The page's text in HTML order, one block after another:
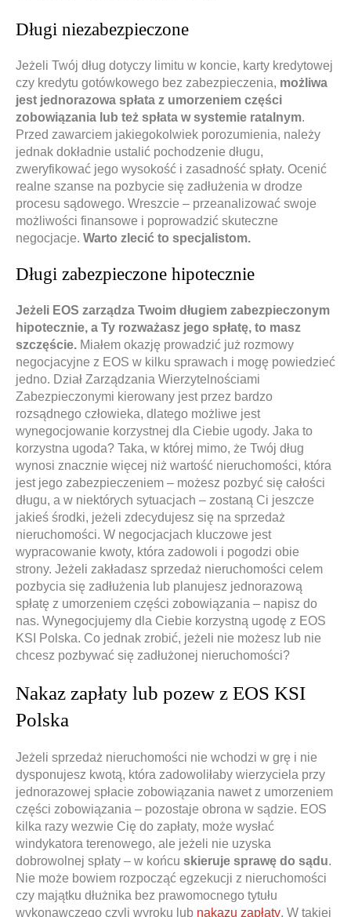
Długi niezabezpieczone
Jeżeli Twój dług dotyczy limitu w koncie, karty kredytowej
czy kredytu gotówkowego bez zabezpieczenia, możliwa
jest jednorazowa spłata z umorzeniem części
zobowiązania lub też spłata w systemie ratalnym.
Przed zawarciem jakiegokolwiek porozumienia, należy
jednak dokładnie ustalić pochodzenie długu,
zweryfikować jego wysokość i zasadność spłaty. Ocenić
realne szanse na pozbycie się zadłużenia w drodze
procesu sądowego. Wreszcie – przeanalizować swoje
możliwości finansowe i poprowadzić skuteczne
negocjacje. Warto zlecić to specjalistom.
Długi zabezpieczone hipotecznie
Jeżeli EOS zarządza Twoim długiem zabezpieczonym
hipotecznie, a Ty rozważasz jego spłatę, to masz
szczęście. Miałem okazję prowadzić już rozmowy
negocjacyjne z EOS w kilku sprawach i mogę powiedzieć
jedno. Dział Zarządzania Wierzytelnościami
Zabezpieczonymi kierowany jest przez bardzo
rozsądnego człowieka, dlatego możliwe jest
wynegocjowanie korzystnej dla Ciebie ugody. Jaka to
korzystna ugoda? Taka, w której mimo, że Twój dług
wynosi znacznie więcej niż wartość nieruchomości, która
jest jego zabezpieczeniem – możesz pozbyć się całości
długu, a w niektórych sytuacjach – zostaną Ci jeszcze
jakieś środki, jeżeli zdecydujesz się na sprzedaż
nieruchomości. W negocjacjach kluczowe jest
wypracowanie kwoty, która zadowoli i pogodzi obie
strony. Jeżeli zakładasz sprzedaż nieruchomości celem
pozbycia się zadłużenia lub planujesz jednorazową
spłatę z umorzeniem części zobowiązania – napisz do
nas. Wynegocjujemy dla Ciebie korzystną ugodę z EOS
KSI Polska. Co jednak zrobić, jeżeli nie możesz lub nie
chcesz pozbywać się zadłużonej nieruchomości?
Nakaz zapłaty lub pozew z EOS KSI
Polska
Jeżeli sprzedaż nieruchomości nie wchodzi w grę i nie
dysponujesz kwotą, która zadowoliłaby wierzyciela przy
jednorazowej spłacie zobowiązania nawet z umorzeniem
części zobowiązania – pozostaje obrona w sądzie. EOS
kilka razy wezwie Cię do zapłaty, może wysłać
windykatora terenowego, ale jeżeli nie uzyska
dobrowolnej spłaty – w końcu skieruje sprawę do sądu.
Nie może bowiem rozpocząć egzekucji z nieruchomości
czy majątku dłużnika bez prawomocnego tytułu
wykonawczego czyli wyroku lub nakazu zapłaty. W takiej